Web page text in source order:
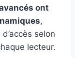
ont
,
selon
lecteur.